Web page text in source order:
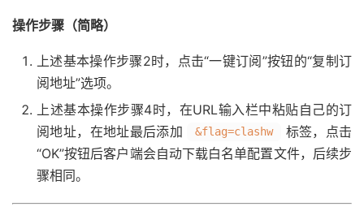
操作步骤（简略）
上述基本操作步骤2时，点击“一键订阅”按钮的“复制订
阅地址”选项。
上述基本操作步骤4时，在URL输入栏中粘贴自己的订
阅地址，在地址最后添加
&flag=clashw
标签，点击
“OK”按钮后客户端会自动下载白名单配置文件，后续步
骤相同。